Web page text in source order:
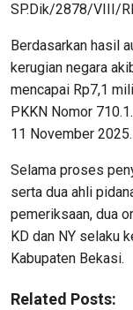
SP.Dik/2878/VIII/
Berdasarkan hasil
kerugian negara
mencapai Rp7,1
PKKN Nomor
11 November 2025.
Selama proses
serta dua ahli
pemeriksaan, dua
KD dan NY selaku
Kabupaten Bekasi.
Related Posts: